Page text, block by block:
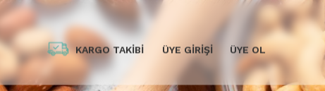
KARGO TAKİBİ ÜYE GİRİŞİ ÜYE OL